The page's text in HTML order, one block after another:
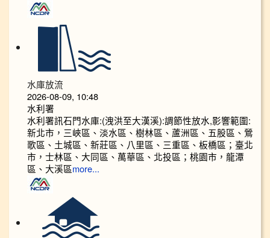
水庫放流
2026-08-09, 10:48
水利署
水利署訊石門水庫:(洩洪至大漢溪):調節性放水,影響範圍:
新北市，三峽區、淡水區、樹林區、蘆洲區、五股區、鶯
歌區、土城區、新莊區、八里區、三重區、板橋區；臺北
市，士林區、大同區、萬華區、北投區；桃園市，龍潭
區、大溪區more...